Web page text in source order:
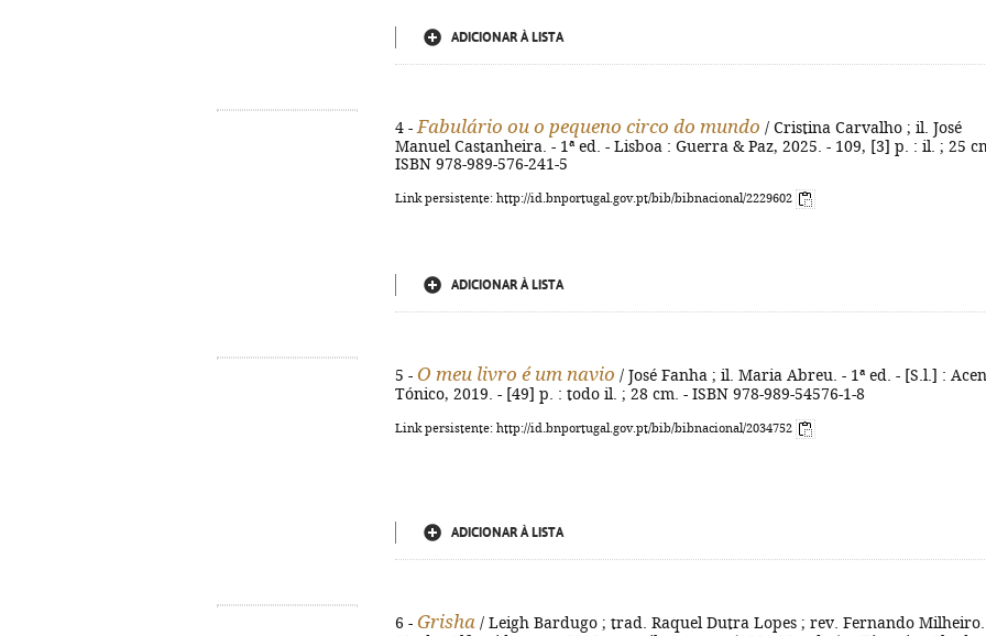
ADICIONAR À LISTA
4 - Fabulário ou o pequeno circo do mundo / Cristina Carvalho ; il. José
Manuel Castanheira. - 1ª ed. - Lisboa : Guerra & Paz, 2025. - 109, [3] p. : il. ; 25
ISBN 978-989-576-241-5
Link persistente: http://id.bnportugal.gov.pt/bib/bibnacional/2229602
ADICIONAR À LISTA
5 - O meu livro é um navio / José Fanha ; il. Maria Abreu. - 1ª ed. - [S.l.] :
Tónico, 2019. - [49] p. : todo il. ; 28 cm. - ISBN 978-989-54576-1-8
Link persistente: http://id.bnportugal.gov.pt/bib/bibnacional/2034752
ADICIONAR À LISTA
6 - Grisha / Leigh Bardugo ; trad. Raquel Dutra Lopes ; rev. Fernando